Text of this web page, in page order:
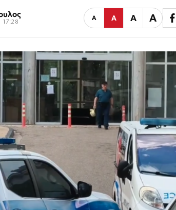
17:28
Α Α Α Α